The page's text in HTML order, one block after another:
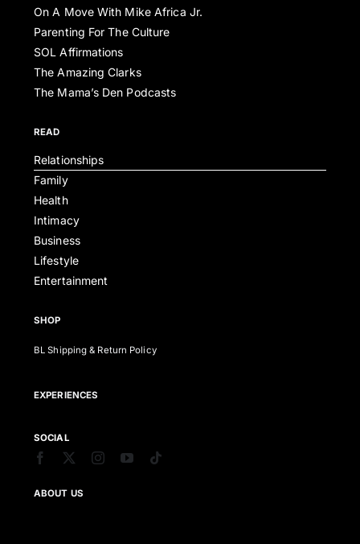
On A Move With Mike Africa Jr.
Parenting For The Culture
SOL Affirmations
The Amazing Clarks
The Mama’s Den Podcasts
READ
Relationships
Family
Health
Intimacy
Business
Lifestyle
Entertainment
SHOP
BL Shipping & Return Policy
EXPERIENCES
SOCIAL
ABOUT US